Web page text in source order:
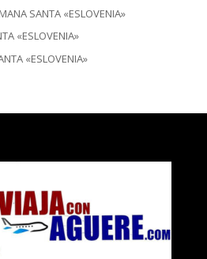
SANTA «ESLOVENIA»
«ESLOVENIA»
«ESLOVENIA»